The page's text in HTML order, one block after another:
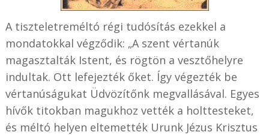
A tiszteletreméltó régi tudósítás ezekkel a
mondatokkal végződik: „A szent vértanúk
magasztalták Istent, és rögtön a vesztőhelyre
indultak. Ott lefejezték őket. Így végezték be
vértanúságukat Üdvözítőnk megvallásával. Egyes
hívők titokban magukhoz vették a holttesteket,
és méltó helyen eltemették Urunk Jézus Krisztus